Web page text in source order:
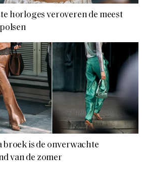
horloges veroveren de meest
broek is de onverwachte
van de zomer